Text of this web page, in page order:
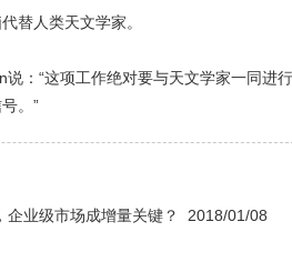
人类天文学家。
“这项工作绝对要与天文学家一同进
。”
企业级市场成增量关键？ 2018/01/08